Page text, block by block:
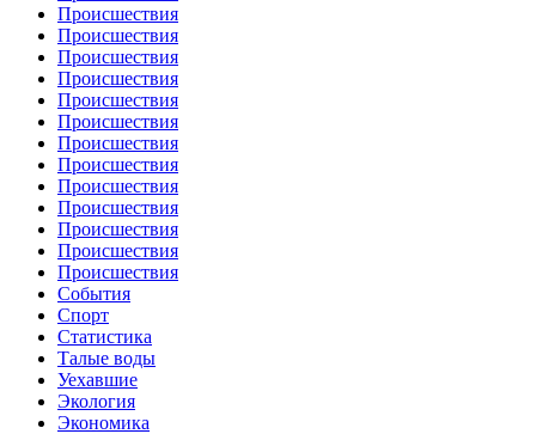
Происшествия
Происшествия
Происшествия
Происшествия
Происшествия
Происшествия
Происшествия
Происшествия
Происшествия
Происшествия
Происшествия
Происшествия
Происшествия
События
Спорт
Статистика
Талые воды
Уехавшие
Экология
Экономика